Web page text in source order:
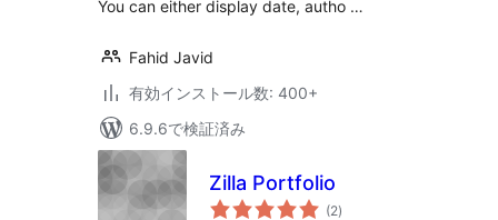
You can either display date, autho …
Fahid Javid
有効インストール数: 400+
6.9.6で検証済み
Zilla Portfolio
(2個
の)